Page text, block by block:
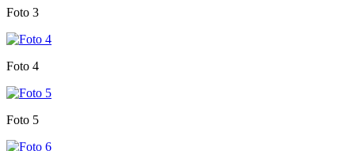
Foto 3
Foto 4
Foto 5